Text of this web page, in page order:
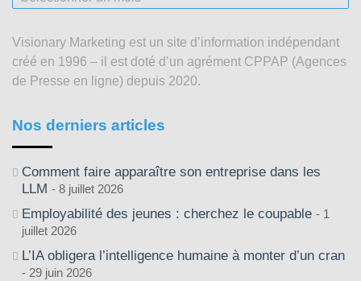
articles
2003
Visionary Marketing est un site d’information indépendant
créé en 1996 – il est doté d’un agrément CPPAP (Agences
de Presse en ligne) depuis 2020.
Nos derniers articles
Comment faire apparaître son entreprise dans les
LLM
8 juillet 2026
Employabilité des jeunes : cherchez le coupable
1
juillet 2026
L’IA obligera l’intelligence humaine à monter d’un cran
29 juin 2026